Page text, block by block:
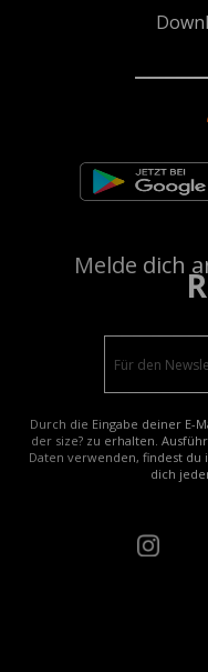
Melde dich
Durch die Eingabe deiner E-
der size? zu erhalten.
Daten verwenden, findest du
dich